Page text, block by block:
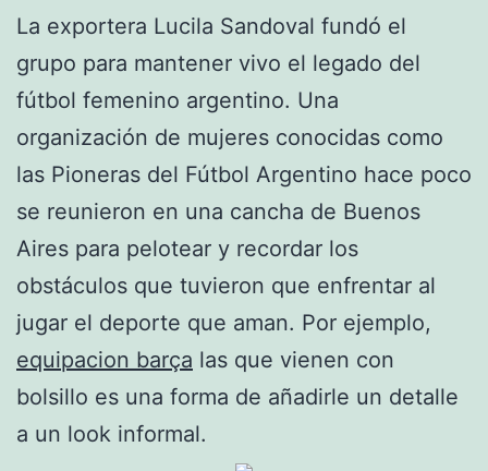
La exportera Lucila Sandoval fundó el
grupo para mantener vivo el legado del
fútbol femenino argentino. Una
organización de mujeres conocidas como
las Pioneras del Fútbol Argentino hace poco
se reunieron en una cancha de Buenos
Aires para pelotear y recordar los
obstáculos que tuvieron que enfrentar al
jugar el deporte que aman. Por ejemplo,
equipacion barça las que vienen con
bolsillo es una forma de añadirle un detalle
a un look informal.